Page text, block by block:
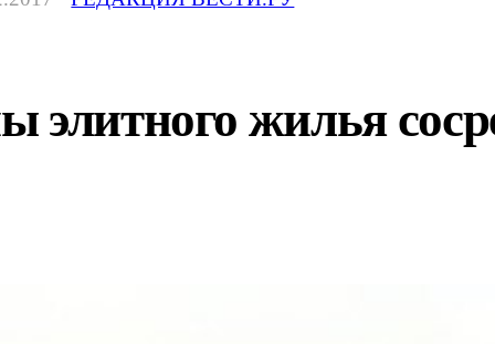
элитного жилья